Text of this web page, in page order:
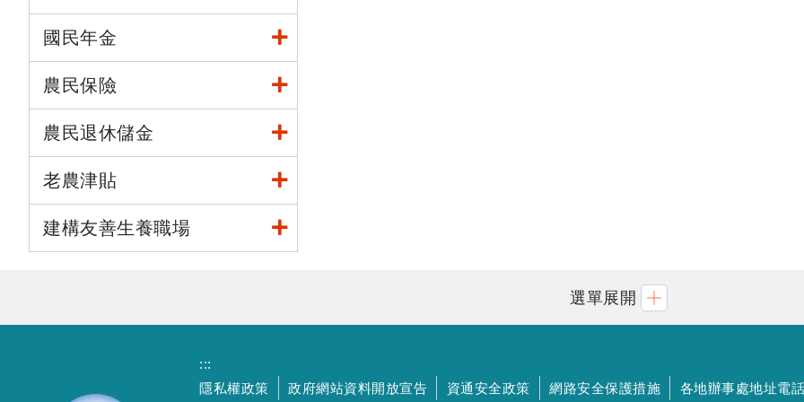
國民年金
農民保險
農民退休儲金
老農津貼
建構友善生養職場
選單展開
:::
隱私權政策
政府網站資料開放宣告 資通安全政策 網路安全保護措施 各地辦事處地址電話